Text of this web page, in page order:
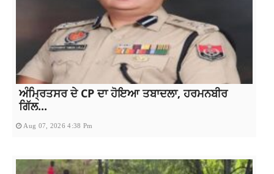
ਅੰਮ੍ਰਿਤਸਰ ਦੇ CP ਦਾ ਹੋਇਆ ਤਬਾਦਲਾ, ਹਰਮਨਬੀਰ
ਗਿੱਲ...
Aug 07, 2026 4:38 Pm